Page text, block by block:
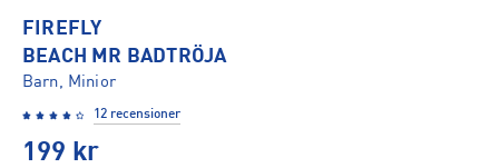
FIREFLY
BEACH MR BADTRÖJA
Barn, Minior
12 recensioner
199 kr